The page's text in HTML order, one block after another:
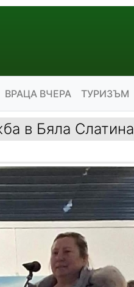
ВРАЦА ВЧЕРА ТУРИЗЪМ
в Бяла Слатина